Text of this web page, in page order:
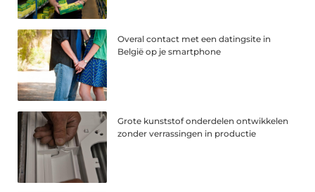
Overal contact met een datingsite in
België op je smartphone
Grote kunststof onderdelen ontwikkelen
zonder verrassingen in productie